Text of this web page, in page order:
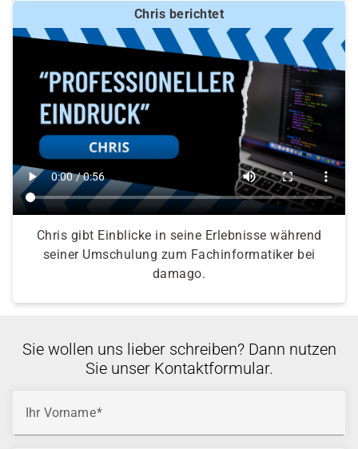
Chris berichtet
Chris gibt Einblicke in seine Erlebnisse während
seiner Umschulung zum Fachinformatiker bei
damago.
Sie wollen uns lieber schreiben? Dann nutzen
Sie unser Kontaktformular.
Ihr Vorname